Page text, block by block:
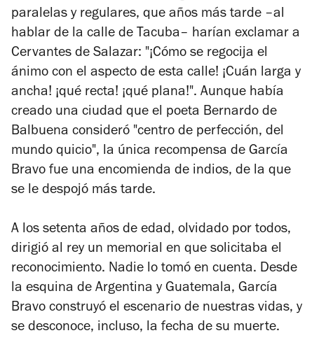
paralelas y regulares, que años más tarde –al
hablar de la calle de Tacuba– harían exclamar a
Cervantes de Salazar: "¡Cómo se regocija el
ánimo con el aspecto de esta calle! ¡Cuán larga y
ancha! ¡qué recta! ¡qué plana!". Aunque había
creado una ciudad que el poeta Bernardo de
Balbuena consideró "centro de perfección, del
mundo quicio", la única recompensa de García
Bravo fue una encomienda de indios, de la que
se le despojó más tarde.
A los setenta años de edad, olvidado por todos,
dirigió al rey un memorial en que solicitaba el
reconocimiento. Nadie lo tomó en cuenta. Desde
la esquina de Argentina y Guatemala, García
Bravo construyó el escenario de nuestras vidas, y
se desconoce, incluso, la fecha de su muerte.